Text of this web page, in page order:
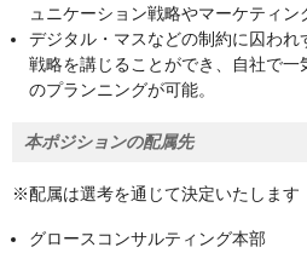
ュニケーション戦略やマーケティン
デジタル・マスなどの制約に囚わ
戦略を講じることができ、自社で
のプランニングが可能。
本ポジションの配属先
※配属は選考を通じて決定いたします
グロースコンサルティング本部